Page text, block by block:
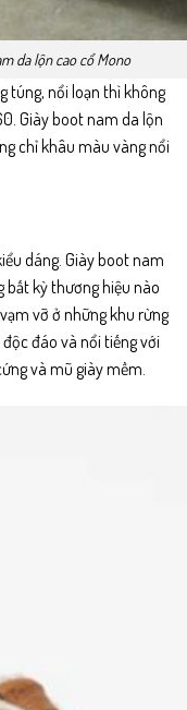
da lộn cao cổ Mono
túng, nổi loạn thì không
Giày boot nam da lộn
chỉ khâu màu vàng nổi
dáng. Giày boot nam
bất kỳ thương hiệu nào
vỡ ở những khu rừng
đáo và nổi tiếng với
và mũ giày mềm.